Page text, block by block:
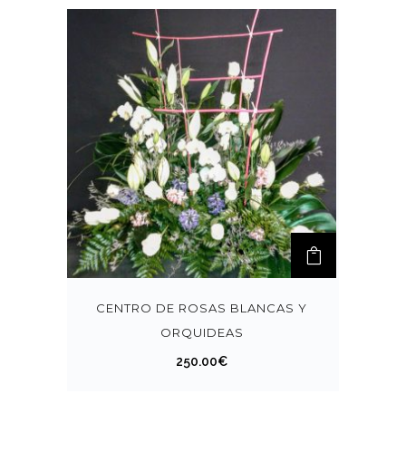
CENTRO DE ROSAS BLANCAS Y
ORQUIDEAS
250.00€